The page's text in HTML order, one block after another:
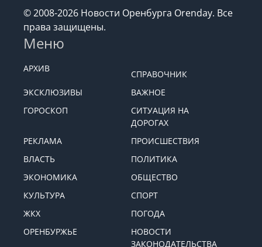
© 2008-2026 Новости Оренбурга Orenday. Все
права защищены.
Меню
АРХИВ
СПРАВОЧНИК
ЭКСКЛЮЗИВЫ
ВАЖНОЕ
ГОРОСКОП
СИТУАЦИЯ НА
ДОРОГАХ
РЕКЛАМА
ПРОИСШЕСТВИЯ
ВЛАСТЬ
ПОЛИТИКА
ЭКОНОМИКА
ОБЩЕСТВО
КУЛЬТУРА
СПОРТ
ЖКХ
ПОГОДА
ОРЕНБУРЖЬЕ
НОВОСТИ
ЗАКОНОДАТЕЛЬСТВА